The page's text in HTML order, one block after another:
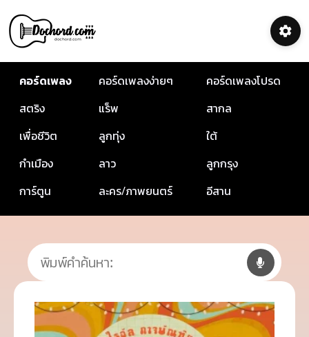
คอร์ดเพลง คอร์ดเพลงง่ายๆ
คอร์ดเพลงโปรด
สตริง
แร็พ
สากล
เพื่อชีวิต
ลูกทุ่ง
ใต้
กำเมือง
ลาว
ลูกกรุง
การ์ตูน
ละคร/ภาพยนตร์ อีสาน